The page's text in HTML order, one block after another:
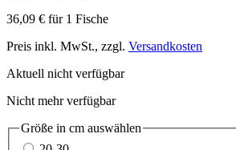
36,09 € für 1 Fische
Preis inkl. MwSt., zzgl. Versandkosten
Aktuell nicht verfügbar
Nicht mehr verfügbar
Größe in cm auswählen